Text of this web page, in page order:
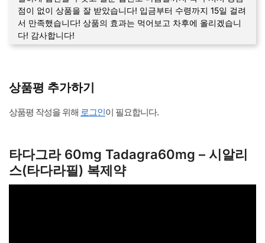
점이 없이 상품을 잘 받았습니다! 입금부터 수령까지 15일 걸려
서 만족했습니다! 상품의 효과는 먹어보고 차후에 올리겠습니
다! 감사합니다!
상품평 추가하기
상품평 작성을 위해 로그인이 필요합니다.
타다그라 60mg Tadagra60mg – 시알리
스(타다라필) 복제약